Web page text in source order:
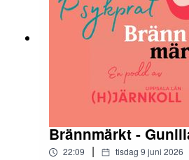
Brännmärkt -
22:09 | tisdag 9 juni 2026